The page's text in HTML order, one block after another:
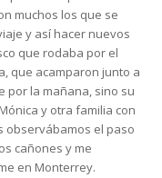
muchos los que se
y así hacer nuevos
que rodaba por el
que acamparon junto a
por la mañana, sino su
y otra familia con
observábamos el paso
cañones y me
en Monterrey.